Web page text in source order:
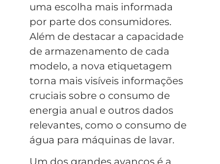
uma escolha mais informada
por parte dos consumidores.
Além de destacar a capacidade
de armazenamento de cada
modelo, a nova etiquetagem
torna mais visíveis informações
cruciais sobre o consumo de
energia anual e outros dados
relevantes, como o consumo de
água para máquinas de lavar.
Um dos grandes avanços é a